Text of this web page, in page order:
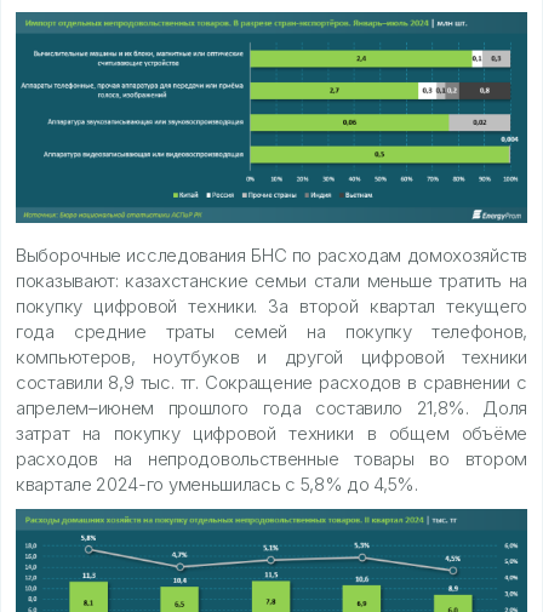
Выборочные исследования БНС по расходам домохозяйств
показывают: казахстанские семьи стали меньше тратить на
покупку цифровой техники. За второй квартал текущего
года средние траты семей на покупку телефонов,
компьютеров, ноутбуков и другой цифровой техники
составили 8,9 тыс. тг. Сокращение расходов в сравнении с
апрелем–июнем прошлого года составило 21,8%. Доля
затрат на покупку цифровой техники в общем объёме
расходов на непродовольственные товары во втором
квартале 2024-го уменьшилась с 5,8% до 4,5%.